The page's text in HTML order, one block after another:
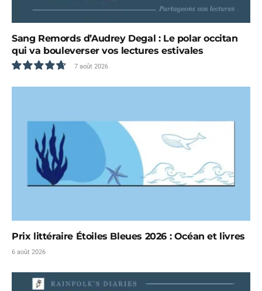
Sang Remords d’Audrey Degal : Le polar occitan
qui va bouleverser vos lectures estivales
9.5
7 août 2026
Prix littéraire Étoiles Bleues 2026 : Océan et livres
6 août 2026